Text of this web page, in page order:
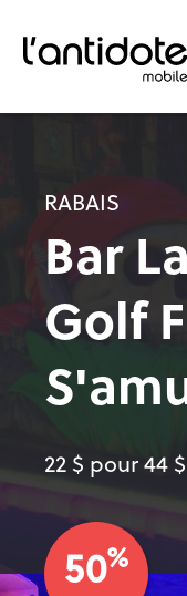
RABAIS
Bar
Golf
22 $ pour 44
50%